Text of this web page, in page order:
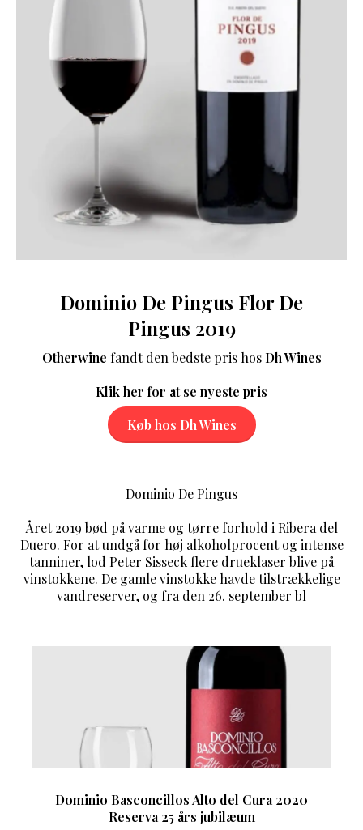
Dominio De Pingus Flor De
Pingus 2019
Otherwine fandt den bedste pris hos Dh Wines
Klik her for at se nyeste pris
Køb hos Dh Wines
Dominio De Pingus
Året 2019 bød på varme og tørre forhold i Ribera del
Duero. For at undgå for høj alkoholprocent og intense
tanniner, lod Peter Sisseck flere drueklaser blive på
vinstokkene. De gamle vinstokke havde tilstrækkelige
vandreserver, og fra den 26. september bl
Dominio Basconcillos Alto del Cura 2020
Reserva 25 års jubilæum